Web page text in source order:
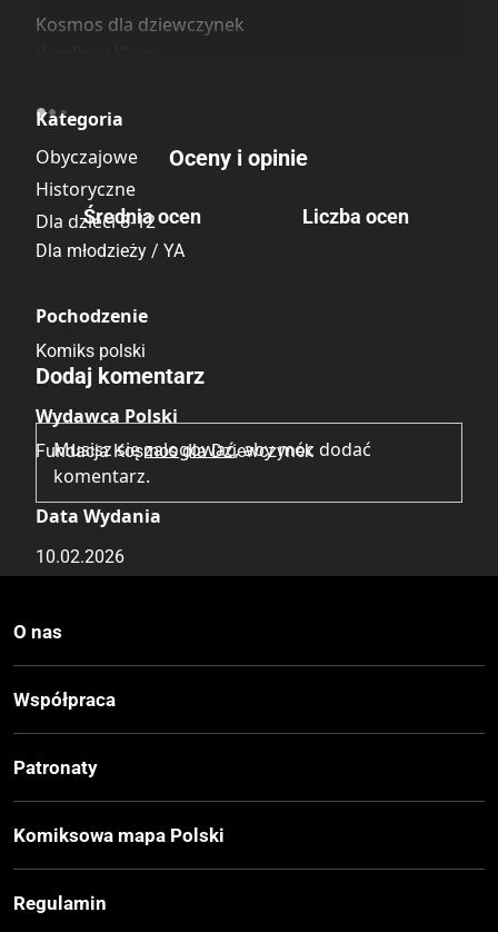
Kosmos dla dziewczynek
Kategoria
Obyczajowe
Historyczne
Dla dzieci 8-12
Dla młodzieży / YA
Pochodzenie
Komiks polski
Wydawca Polski
Fundacja Kosmos dla Dziewczynek
Data Wydania
10.02.2026
Oprawa
Format
Oceny i opinie
Średnia ocen
Brak głosów
Liczba ocen
Brak opinii.
Dodaj komentarz
Musisz sięzalogować, aby móc dodać
komentarz.
O nas
Współpraca
Patronaty
Komiksowa mapa Polski
Regulamin